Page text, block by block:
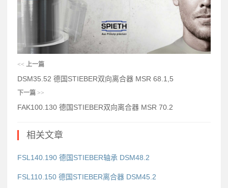
<< 上一篇
DSM35.52 德国STIEBER双向离合器 MSR 68.1,5
下一篇 >>
FAK100.130 德国STIEBER双向离合器 MSR 70.2
相关文章
FSL140.190 德国STIEBER轴承 DSM48.2
FSL110.150 德国STIEBER离合器 DSM45.2